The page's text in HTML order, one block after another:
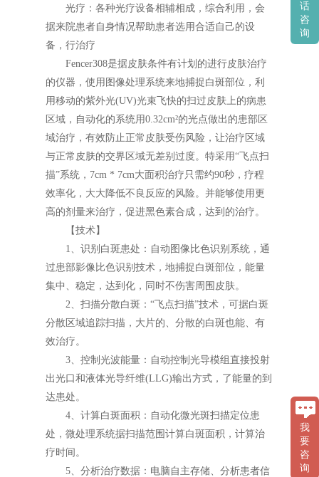
光疗：各种光疗设备相辅相成，综合利用，会
据来院患者自身情况帮助患者选用合适自己的设
备，行治疗
Fencer308是据皮肤条件有计划的进行皮肤治疗
的仪器，使用图像处理系统来地捕捉白斑部位，利
用移动的紫外光(UV)光束飞快的扫过皮肤上的病患
区域，自动化的系统用0.32cm²的光点做出的患部区
域治疗，有效防止正常皮肤受伤风险，让治疗区域
与正常皮肤的交界区域无差别过度。特采用“飞点扫
描”系统，7cm * 7cm大面积治疗只需约90秒，疗程
效率化，大大降低不良反应的风险。并能够使用更
高的剂量来治疗，促进黑色素合成，达到的治疗。
【技术】
1、识别白斑患处：自动图像比色识别系统，通
过患部影像比色识别技术，地捕捉白斑部位，能量
集中、稳定，达到化，同时不伤害周围皮肤。
2、扫描分散白斑：“飞点扫描”技术，可据白斑
分散区域追踪扫描，大片的、分散的白斑也能、有
效治疗。
3、控制光波能量：自动控制光导模组直接投射
出光口和液体光导纤维(LLG)输出方式，了能量的到
达患处。
4、计算白斑面积：自动化微光斑扫描定位患
处，微处理系统据扫描范围计算白斑面积，计算治
疗时间。
5、分析治疗数据：电脑自主存储、分析患者信
我
要
咨
询
话
咨
询